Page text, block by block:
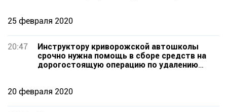
25 февраля 2020
20:47
Инструктору криворожской автошколы
срочно нужна помощь в сборе средств на
дорогостоящую операцию по удалению
20 февраля 2020